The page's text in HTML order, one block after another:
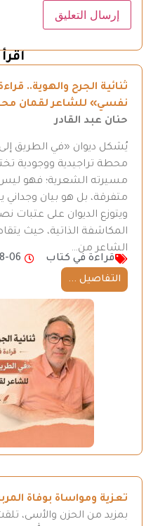
ثنائية الجرح والهوية..
نفسي» للشاعر لقمان
حنان عبد القادر
يُشكل ديوان «في الطريق
محطة تراجيدية ووجودية
مسيرته الشعرية؛ فهو
متفرقة، بل هو بيان وجداني
ويتوزع الديوان على عتبات
المكاشفة الذاتية، حيث
الشاعر من…
قراءة في كتاب
06
التفاصيل ...
تعزية ومواساة بوفاة
بمزيد من الحزن والأسى،